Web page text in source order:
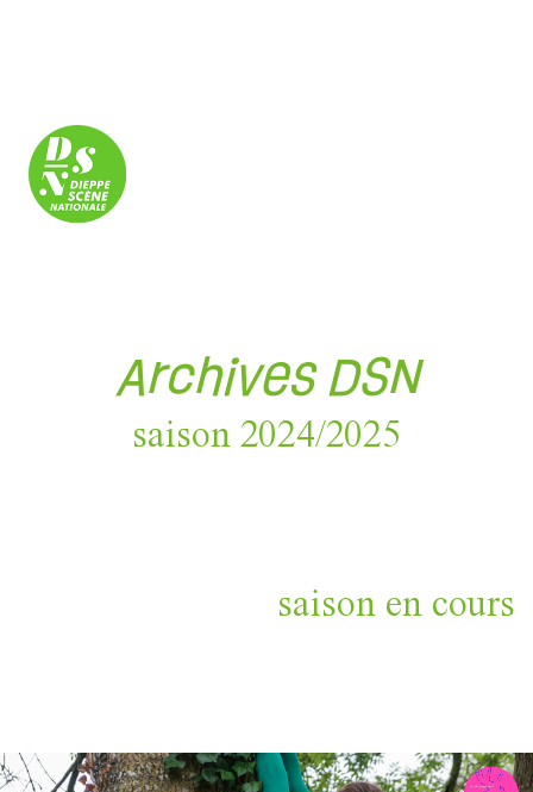
Archives DSN
saison 2024/2025
saison en cours